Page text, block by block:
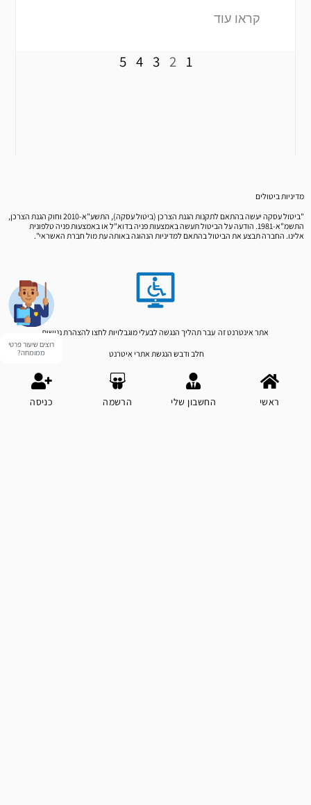
קראו עוד
1
2
3
4
5
מדיניות ביטולים
"ביטול עסקה יעשה בהתאם לתקנות הגנת הצרכן (ביטול עסקה), התשע"א-2010 וחוק הגנת הצרכן,
התשמ"א-1981. הודעה על הביטול תעשה באמצעות פניה בדוא"ל או באמצעות פניה טלפונית
אלינו. החברה תבצע את הביטול בהתאם למדיניות הנהוגה באותה עת מול חברת האשראי".
אתר אינטרנט זה עבר תהליך הנגשה לבעלי מוגבלויות לחצולהצהרת נגישות
חלב ודבש הנגשת אתרי איטרנט
רוצים שיעור פרטי
ממומחה?
ראשי החשבון שלי הרשמה כניסה